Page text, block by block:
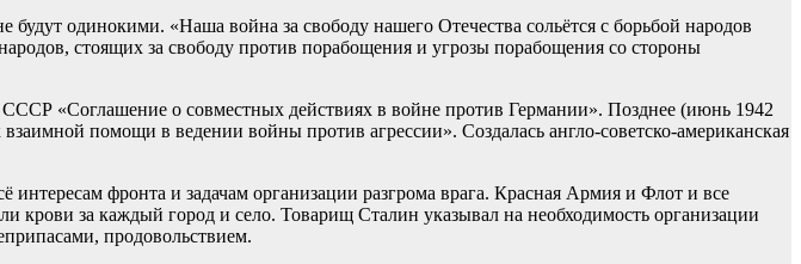
одинокими. «Наша война за свободу нашего Отечества сольётся с борьбой народов
стоящих за свободу против порабощения и угрозы порабощения со стороны
«Соглашение о совместных действиях в войне против Германии». Позднее (июнь 1942
помощи в ведении войны против агрессии». Создалась англо-советско-американская
фронта и задачам организации разгрома врага. Красная Армия и Флот и все
крови за каждый город и село. Товарищ Сталин указывал на необходимость организации
продовольствием.